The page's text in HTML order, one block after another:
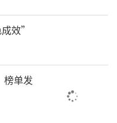
效”
榜单发